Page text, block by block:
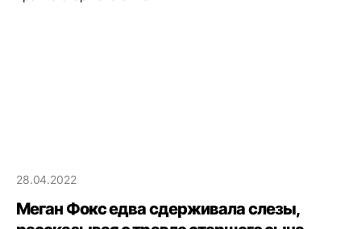
28.04.2022
Меган Фокс едва сдерживала слезы,